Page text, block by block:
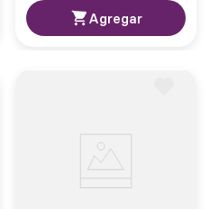
Agregar